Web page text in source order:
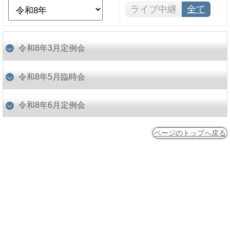
ライブ中継 全て
令和8年3月定例会
令和8年5月臨時会
令和8年6月定例会
ページのトップへ戻る